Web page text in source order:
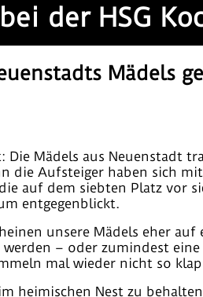
der HSG
Mädels
Die Mädels aus Neuenstadt
die Aufsteiger haben sich
auf dem siebten Platz vor
entgegenblickt.
unsere Mädels eher
– oder zumindest
mal wieder nicht so
heimischen Nest zu